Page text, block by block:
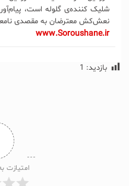
شلیک کننده‌ی گلوله است،
نعش‌کش معترضان به مقصدی
www.Soroushane.ir
بازدید: 1
امتیازت